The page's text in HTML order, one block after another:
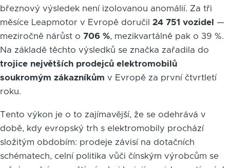
březnový výsledek není izolovanou anomálií. Za tři
měsíce Leapmotor v Evropě doručil 24 751 vozidel
—
meziročně nárůst o 706 %, mezikvartálně pak o 39 %.
Na základě těchto výsledků se značka zařadila do
trojice největších prodejců elektromobilů
soukromým zákazníkům v Evropě za první čtvrtletí
roku.
Tento výkon je o to zajímavější, že se odehrává v
době, kdy evropský trh s elektromobily prochází
složitým obdobím: prodeje závisí na dotačních
schématech, celní politika vůči čínským výrobcům se